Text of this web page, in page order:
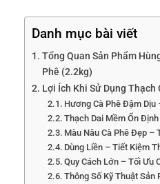
Danh mục bài viết
Tổng Quan Sản Phẩm
Phê (2.2kg)
Lợi Ích Khi Sử Dụng Thạch
Hương Cà Phê Đậm Dịu
Thạch Dai Mềm Ổn
Màu Nâu Cà Phê Đẹp –
Dùng Liền – Tiết Kiệm
Quy Cách Lớn – Tối Ưu
Thông Số Kỹ Thuật Sản